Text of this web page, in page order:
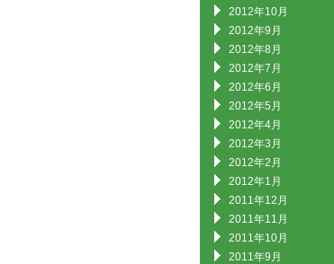
2012年10月
2012年9月
2012年8月
2012年7月
2012年6月
2012年5月
2012年4月
2012年3月
2012年2月
2012年1月
2011年12月
2011年11月
2011年10月
2011年9月